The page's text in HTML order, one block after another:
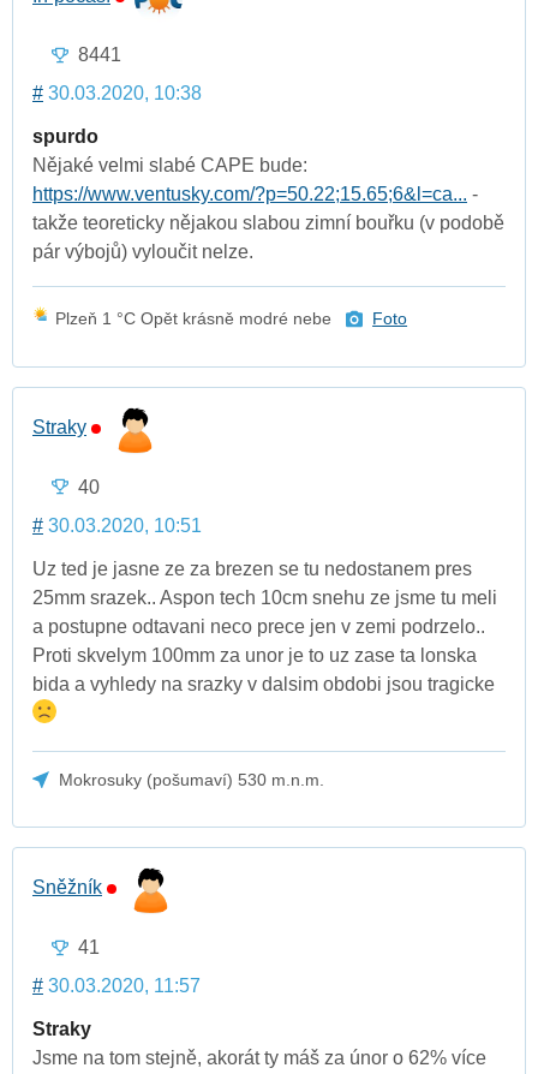
8441
# 30.03.2020, 10:38
spurdo
Nějaké velmi slabé CAPE bude:
https://www.ventusky.com/?p=50.22;15.65;6&l=ca... -
takže teoreticky nějakou slabou zimní bouřku (v podobě
pár výbojů) vyloučit nelze.
Plzeň 1 °C Opět krásně modré nebe Foto
Straky
40
# 30.03.2020, 10:51
Uz ted je jasne ze za brezen se tu nedostanem pres
25mm srazek.. Aspon tech 10cm snehu ze jsme tu meli
a postupne odtavani neco prece jen v zemi podrzelo..
Proti skvelym 100mm za unor je to uz zase ta lonska
bida a vyhledy na srazky v dalsim obdobi jsou tragicke
Mokrosuky (pošumaví) 530 m.n.m.
Sněžník
41
# 30.03.2020, 11:57
Straky
Jsme na tom stejně, akorát ty máš za únor o 62% více